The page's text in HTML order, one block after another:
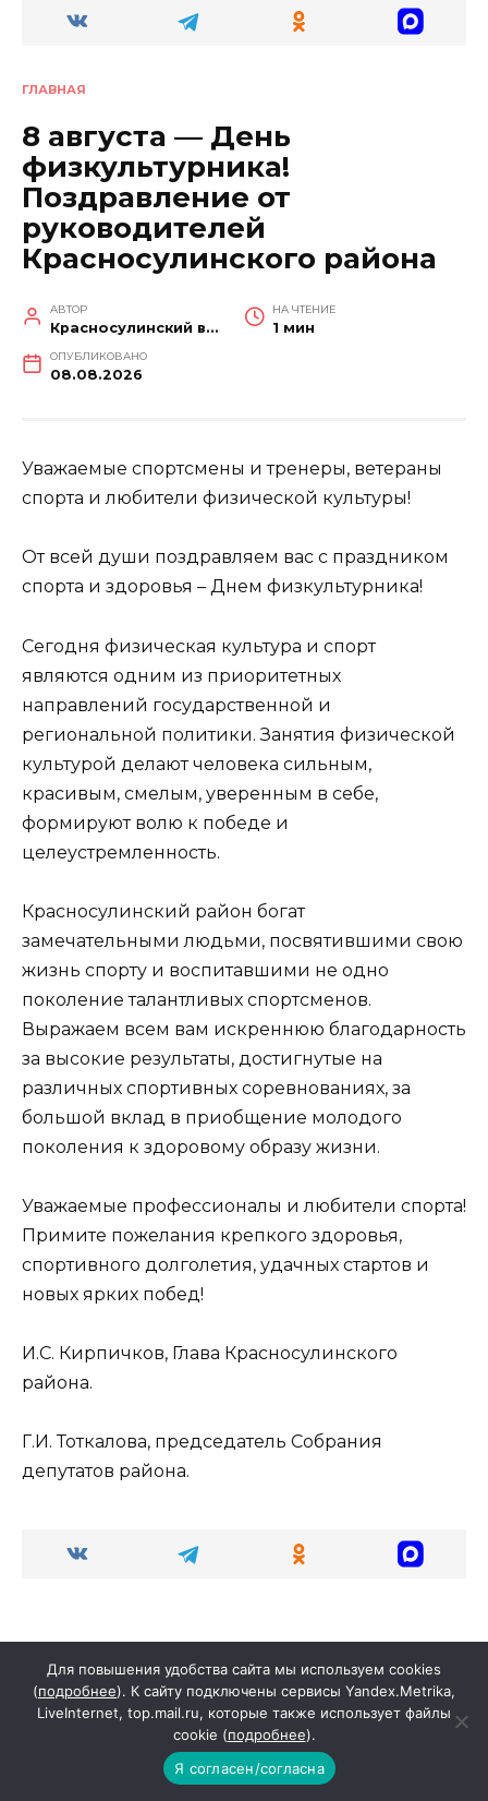
ГЛАВНАЯ
8 августа — День
физкультурника!
Поздравление от
руководителей
Красносулинского района
АВТОР
Красносулинский вестник
НА ЧТЕНИЕ
1 мин
ОПУБЛИКОВАНО
08.08.2026
Уважаемые спортсмены и тренеры, ветераны
спорта и любители физической культуры!
От всей души поздравляем вас с праздником
спорта и здоровья – Днем физкультурника!
Сегодня физическая культура и спорт
являются одним из приоритетных
направлений государственной и
региональной политики. Занятия физической
культурой делают человека сильным,
красивым, смелым, уверенным в себе,
формируют волю к победе и
целеустремленность.
Красносулинский район богат
замечательными людьми, посвятившими свою
жизнь спорту и воспитавшими не одно
поколение талантливых спортсменов.
Выражаем всем вам искреннюю благодарность
за высокие результаты, достигнутые на
различных спортивных соревнованиях, за
большой вклад в приобщение молодого
поколения к здоровому образу жизни.
Уважаемые профессионалы и любители спорта!
Примите пожелания крепкого здоровья,
спортивного долголетия, удачных стартов и
новых ярких побед!
И.С. Кирпичков, Глава Красносулинского
района.
Г.И. Тоткалова, председатель Собрания
депутатов района.
Search
Для повышения удобства сайта мы используем cookies
(подробнее). К сайту подключены сервисы Yandex.Metrika,
LiveInternet, top.mail.ru, которые также использует файлы
cookie (подробнее).
Я согласен/согласна